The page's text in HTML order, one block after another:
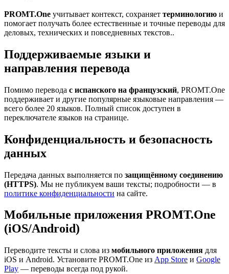
PROMT.One учитывает контекст, сохраняет терминологию и
помогает получать более естественные и точные переводы для
деловых, технических и повседневных текстов..
Поддерживаемые языки и
направления перевода
Помимо перевода с испанского на французский, PROMT.One
поддерживает и другие популярные языковые направления —
всего более 20 языков. Полный список доступен в
переключателе языков на странице.
Конфиденциальность и безопасность
данных
Передача данных выполняется по защищённому соединению
(HTTPS). Мы не публикуем ваши тексты; подробности — в
политике конфиденциальности на сайте.
Мобильные приложения PROMT.One
(iOS/Android)
Переводите тексты и слова из мобильного приложения для
iOS и Android. Установите PROMT.One из App Store и Google
Play — переводы всегда под рукой.